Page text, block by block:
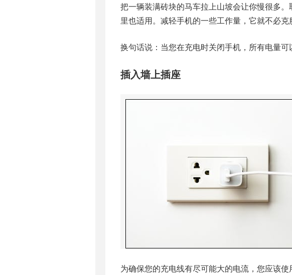
把一辆装满砖块的马车拉上山坡会让你慢很多
里也适用。减轻手机的一些工作量，它就不必克
换句话说：当您在充电时关闭手机，所有电量
插入墙上插座
为确保您的充电线有尽可能大的电流，您应该